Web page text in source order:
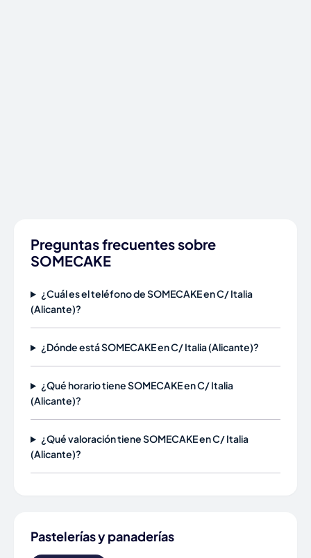
Preguntas frecuentes sobre
SOMECAKE
¿Cuál es el teléfono de SOMECAKE en C/ Italia
(Alicante)?
¿Dónde está SOMECAKE en C/ Italia (Alicante)?
¿Qué horario tiene SOMECAKE en C/ Italia
(Alicante)?
¿Qué valoración tiene SOMECAKE en C/ Italia
(Alicante)?
Pastelerías y panaderías